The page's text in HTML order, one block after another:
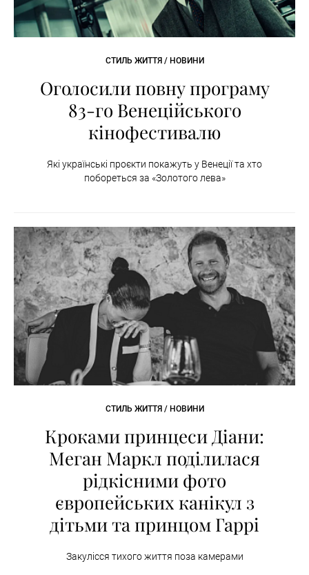
СТИЛЬ ЖИТТЯ / НОВИНИ
Оголосили повну програму
83-го Венеційського
кінофестивалю
Які українські проєкти покажуть у Венеції та хто
побореться за «Золотого лева»
СТИЛЬ ЖИТТЯ / НОВИНИ
Кроками принцеси Діани:
Меган Маркл поділилася
рідкісними фото
європейських канікул з
дітьми та принцом Гаррі
Закулісся тихого життя поза камерами